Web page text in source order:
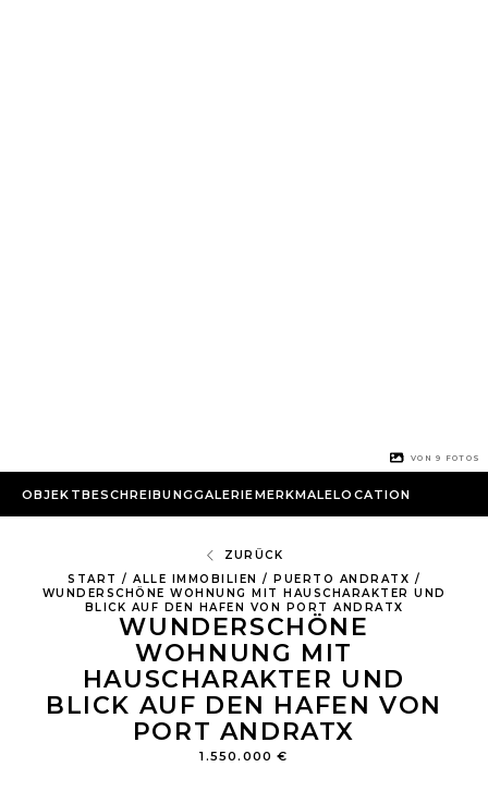
1 VON9 FOTOS
OBJEKTBESCHREIBUNGGALERIEMERKMALELOCATION
ZURÜCK
START / ALLE IMMOBILIEN / PUERTO ANDRATX /
WUNDERSCHÖNE WOHNUNG MIT HAUSCHARAKTER UND
BLICK AUF DEN HAFEN VON PORT ANDRATX
WUNDERSCHÖNE
WOHNUNG MIT
HAUSCHARAKTER UND
BLICK AUF DEN HAFEN VON
PORT ANDRATX
1.550.000 €